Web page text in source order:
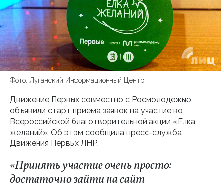
Фото: Луганский Информационный Центр
Движение Первых совместно с Росмолодежью
объявили старт приема заявок на участие во
Всероссийской благотворительной акции «Елка
желаний». Об этом сообщила пресс-служба
Движения Первых ЛНР.
«Принять участие очень просто:
достаточно зайти на сайт